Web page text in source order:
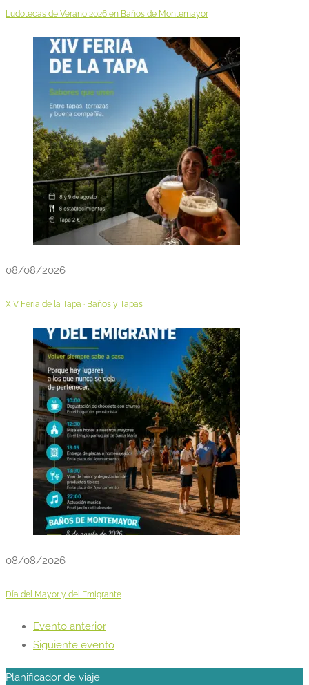
Ludotecas de Verano 2026 en Baños de Montemayor
08/08/2026
XIV Feria de la Tapa · Baños y Tapas
08/08/2026
Día del Mayor y del Emigrante
Evento anterior
Siguiente evento
Planificador de viaje